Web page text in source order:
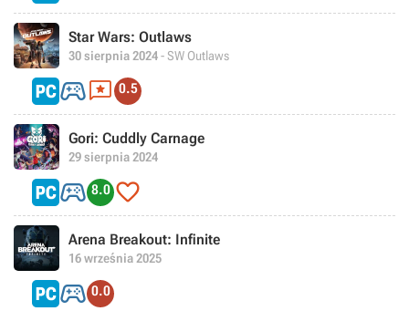
Star Wars: Outlaws
30 sierpnia 2024- SW Outlaws
 0.5
Gori: Cuddly Carnage
29 sierpnia 2024
 8.0 
Arena Breakout: Infinite
16 września 2025
 0.0